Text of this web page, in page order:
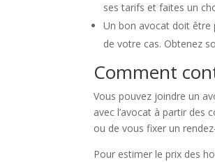
ses tarifs et faites un
Un bon avocat doit être
de votre cas. Obtenez
Comment
Vous pouvez joindre un
avec l’avocat à partir des
ou de vous fixer un
Pour estimer le prix des